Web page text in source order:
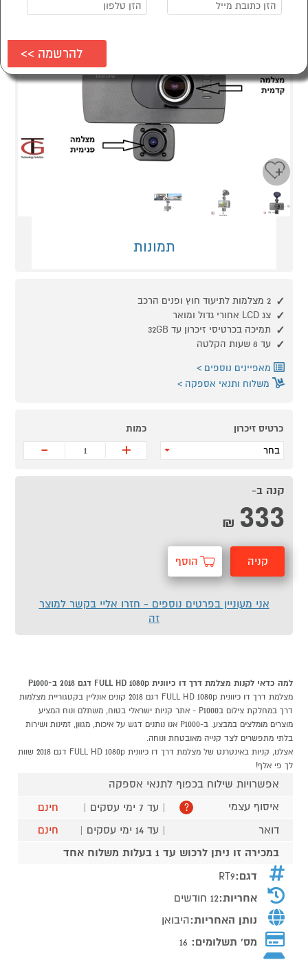
תמונות
2 מצלמות לתיעוד חוץ ופנים הרכב
צג LCD אחורי גדול ומואר
תמיכה בכרטיסי זיכרון עד 32GB
עד 8 שעות הקלטה
מאפיינים נוספים
משלוח ותנאי אספקה
כרטיס זיכרון
בחר
כמות
+
-
קנה ב-
333
₪
קניה הוסף
אני מעוניין בפרטים נוספים - חזרו אליי בקשר למוצר
זה
למה כדאי לקנות מצלמת דרך דו כיוונית FULL HD 1080p דגם 2018 ב-P1000
מצלמת דרך דו כיוונית FULL HD 1080p דגם 2018 קונים אונליין בקטגוריית מצלמות
דרך במחלקת צילום בP1000 - אתר קניות ישראלי בטוח, משתלם ונוח המציע
מוצרים מומלצים במבצע. ב-P1000 אנו נותנים דגש על איכות, מגוון, זמינות ושירות
בלתי מתפשרים לצד קנייה מאובטחת ונוחה.
אצלנו, קניות באינטרנט של מצלמת דרך דו כיוונית FULL HD 1080p דגם 2018 שוות
לך פי אלף!
אפשרויות שילוח בכפוף לתנאי אספקה
איסוף עצמי
? | עד 7 ימי עסקים |
חינם
דואר
| עד 14 ימי עסקים |
חינם
במכירה זו ניתן לרכוש עד 1 בעלות משלוח אחד
דגם:RT9
אחריות:12 חודשים
נותן האחריות:היבואן
מס' תשלומים: 16